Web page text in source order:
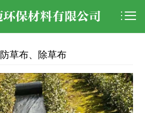

防草布、除草布